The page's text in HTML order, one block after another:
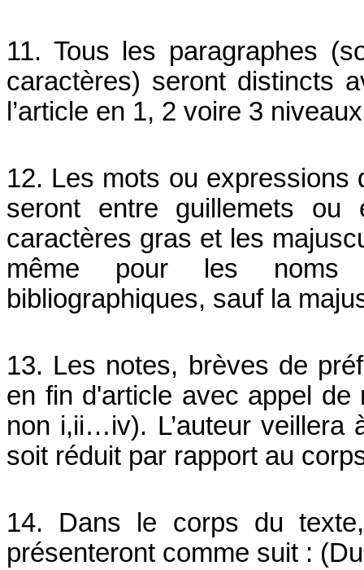
11. Tous les paragraphes
caractères) seront distincts
l’article en 1, 2 voire 3
12. Les mots ou expressions
seront entre guillemets ou
caractères gras et les
même pour les noms
bibliographiques, sauf la
13. Les notes, brèves de
en fin d'article avec appel de
non i,ii…iv). L’auteur veillera
soit réduit par rapport au
14. Dans le corps du
présenteront comme suit :